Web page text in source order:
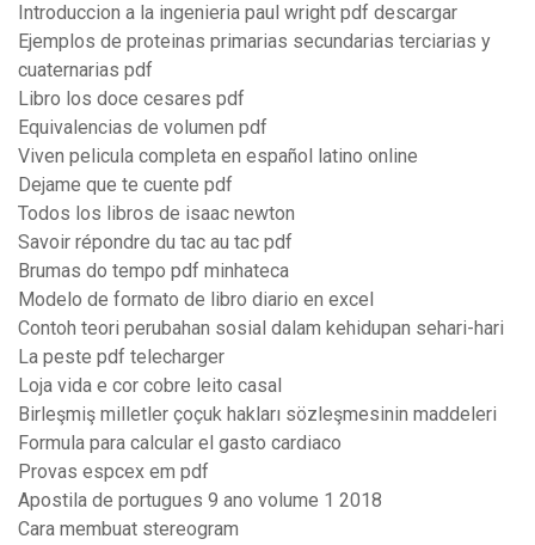
Introduccion a la ingenieria paul wright pdf descargar
Ejemplos de proteinas primarias secundarias terciarias y
cuaternarias pdf
Libro los doce cesares pdf
Equivalencias de volumen pdf
Viven pelicula completa en español latino online
Dejame que te cuente pdf
Todos los libros de isaac newton
Savoir répondre du tac au tac pdf
Brumas do tempo pdf minhateca
Modelo de formato de libro diario en excel
Contoh teori perubahan sosial dalam kehidupan sehari-hari
La peste pdf telecharger
Loja vida e cor cobre leito casal
Birleşmiş milletler çoçuk hakları sözleşmesinin maddeleri
Formula para calcular el gasto cardiaco
Provas espcex em pdf
Apostila de portugues 9 ano volume 1 2018
Cara membuat stereogram